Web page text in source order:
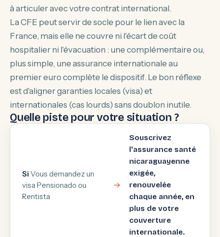
à articuler avec votre contrat international.
La CFE peut servir de socle pour le lien avec la
France, mais elle ne couvre ni l'écart de coût
hospitalier ni l'évacuation : une complémentaire ou,
plus simple, une assurance internationale au
premier euro complète le dispositif. Le bon réflexe
est d'aligner garanties locales (visa) et
internationales (cas lourds) sans doublon inutile.
Quelle piste pour votre situation ?
Si Vous demandez un
visa Pensionado ou
Rentista
Souscrivez
l'assurance santé
nicaraguayenne
exigée,
renouvelée
chaque année, en
plus de votre
couverture
internationale.